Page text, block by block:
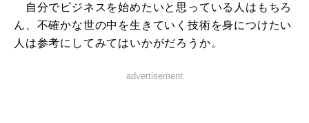
自分でビジネスを始めたいと思っている人はもちろ
ん、不確かな世の中を生きていく技術を身につけたい
人は参考にしてみてはいかがだろうか。
advertisement